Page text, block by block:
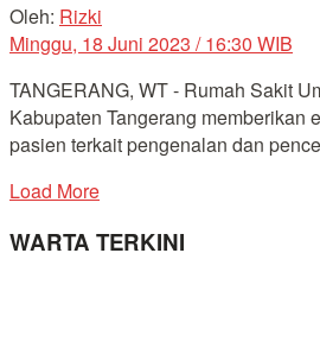
Oleh: Rizki
Minggu, 18 Juni 2023 / 16:30 WIB
TANGERANG, WT - Rumah Sakit
Kabupaten Tangerang memberikan
pasien terkait pengenalan dan
Load More
WARTA TERKINI